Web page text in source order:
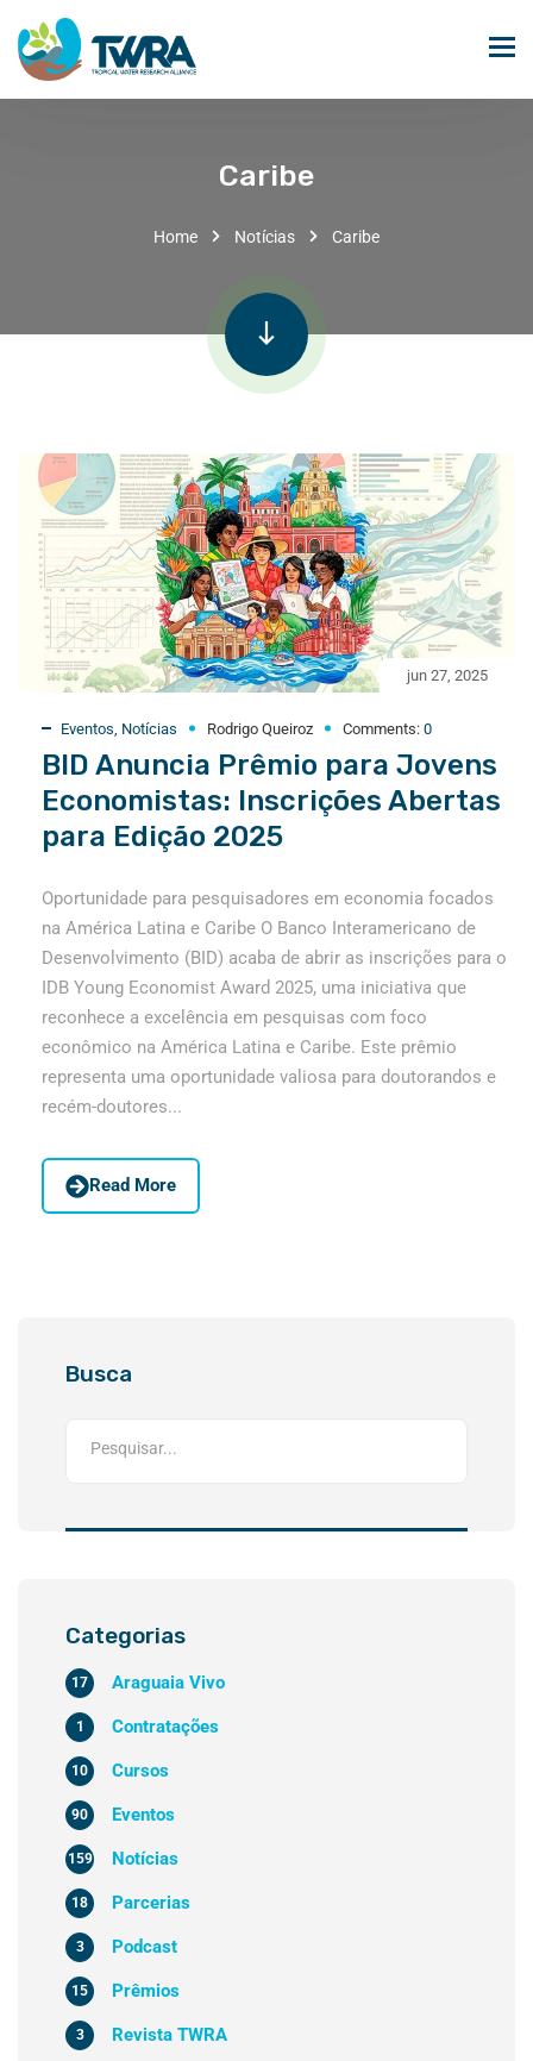
Caribe
Home Notícias Caribe
jun 27, 2025
Eventos Notícias Rodrigo Queiroz Comments: 0
BID Anuncia Prêmio para Jovens
Economistas: Inscrições Abertas
para Edição 2025
Oportunidade para pesquisadores em economia focados
na América Latina e Caribe O Banco Interamericano de
Desenvolvimento (BID) acaba de abrir as inscrições para o
IDB Young Economist Award 2025, uma iniciativa que
reconhece a excelência em pesquisas com foco
econômico na América Latina e Caribe. Este prêmio
representa uma oportunidade valiosa para doutorandos e
recém-doutores...
Read More
Busca
Categorias
Araguaia Vivo
17
Contratações
1
Cursos
10
Eventos
90
Notícias
159
Parcerias
18
Podcast
3
Prêmios
15
Revista TWRA
3